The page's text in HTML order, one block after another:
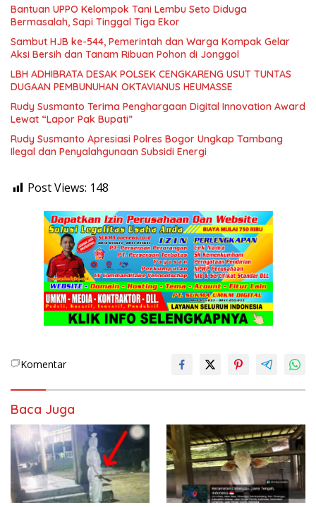
Bantuan UPPO Kelompok Tani Lembu Seto Diduga
Bermasalah, Sapi Tinggal Tiga Ekor
Sambut HJB ke-544, Pemerintah dan Warga Kompak Gelar
Aksi Bersih dan Tanam Ribuan Pohon di Jonggol
LBH ADHIBRATA DESAK POLSEK CENGKARENG USUT TUNTAS
DUGAAN PEMBUNUHAN OKTAVIANUS HEUMASSE
Rudy Susmanto Terima Penghargaan Digital Innovation Award
Lewat “Lapor Pak Bupati”
Rudy Susmanto Apresiasi Polres Bogor Ungkap Tambang
Ilegal dan Penyalahgunaan Subsidi Energi
Post Views: 148
Komentar
Baca Juga